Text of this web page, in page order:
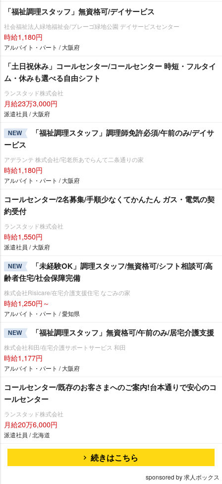
「福祉調理スタッフ」無資格可/デイサービス
社会福祉法人緑地福祉会/プレーゴ緑地公園 デイサービスセンター
時給1,180円
アルバイト・パート / 大阪府
「土日祝休み」コールセンター/コールセンター 時短・フルタイ
ム・休みも選べる自由シフト
ランスタッド株式会社
月給23万3,000円
派遣社員 / 大阪府
NEW
「福祉調理スタッフ」調理師免許必須/午前のみ/デイサ
ービス
アデランテ 株式会社/宅老所あでらんて二条通りの家
時給1,180円
アルバイト・パート / 大阪府
コールセンター/2名募集/手順少なくてかんたん ガス・電気の契
約受付
ランスタッド株式会社
時給1,550円
派遣社員 / 大阪府
NEW
「未経験OK」調理スタッフ/無資格可/シフト相談可/高
齢者住宅/社会保障完備
株式会社Risicare/在宅介護支援住宅 なごみの家
時給1,250円～
アルバイト・パート / 愛知県
NEW 「福祉調理スタッフ」無資格可/午前のみ/居宅介護支援
株式会社和田/在宅介護サポートサービス 和田
時給1,177円
アルバイト・パート / 大阪府
コールセンター/既存のお客さまへのご案内!台本通りで安心のコ
ールセンター
ランスタッド株式会社
月給20万6,000円
派遣社員 / 北海道
続きはこちら
sponsored by 求人ボックス